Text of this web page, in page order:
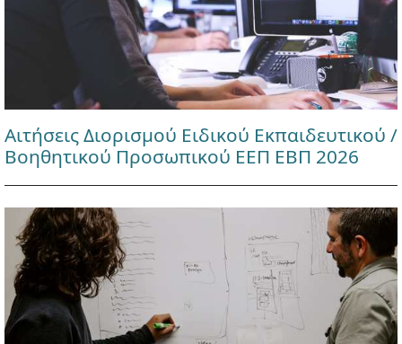
Αιτήσεις Διορισμού Ειδικού Εκπαιδευτικού /
Βοηθητικού Προσωπικού ΕΕΠ ΕΒΠ 2026